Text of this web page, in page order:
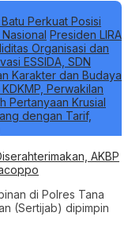
Perkuat Posisi
Presiden LIRA
Organisasi dan
ESSIDA, SDN
Karakter dan Budaya
Perwakilan
Pertanyaan Krusial
dengan Tarif,
AKBP
di Polres Tana
(Sertijab) dipimpin